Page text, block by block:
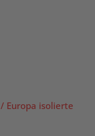
/ Europa isolierte